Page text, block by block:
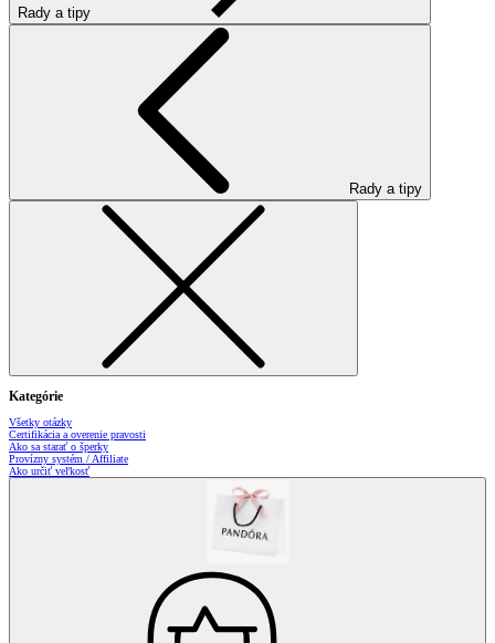
Rady a tipy
Rady a tipy
Kategórie
Všetky otázky
Certifikácia a overenie pravosti
Ako sa starať o šperky
Provízny systém / Affiliate
Ako určiť veľkosť